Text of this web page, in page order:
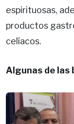
espirituosas,
productos
celíacos.
Algunas de las